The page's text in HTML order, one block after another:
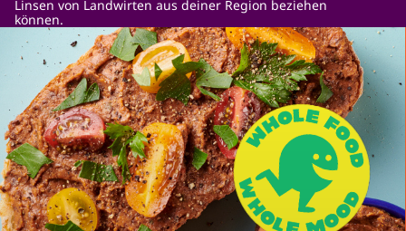
Linsen von Landwirten aus deiner Region beziehen
können.